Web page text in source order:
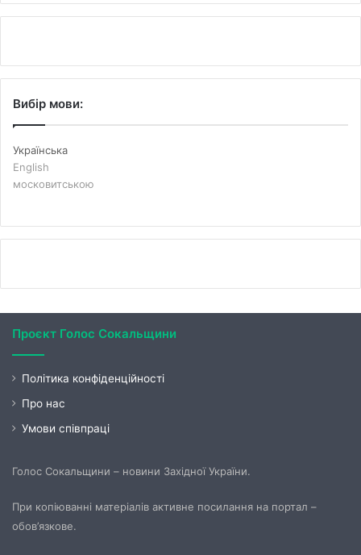
Вибір мови:
Українська
English
московитською
Проєкт Голос Сокальщини
Політика конфіденційності
Про нас
Умови співпраці
Голос Сокальщини – новини Західної України.
При копіюванні матеріалів активне посилання на портал –
обов’язкове.